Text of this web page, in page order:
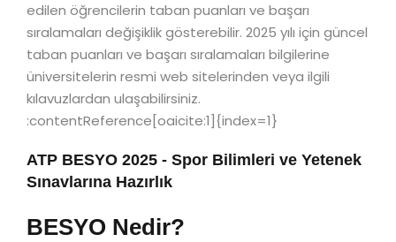
edilen öğrencilerin taban puanları ve başarı
sıralamaları değişiklik gösterebilir. 2025 yılı için güncel
taban puanları ve başarı sıralamaları bilgilerine
üniversitelerin resmi web sitelerinden veya ilgili
kılavuzlardan ulaşabilirsiniz.
:contentReference[oaicite:1]{index=1}
ATP BESYO 2025 - Spor Bilimleri ve Yetenek
Sınavlarına Hazırlık
BESYO Nedir?